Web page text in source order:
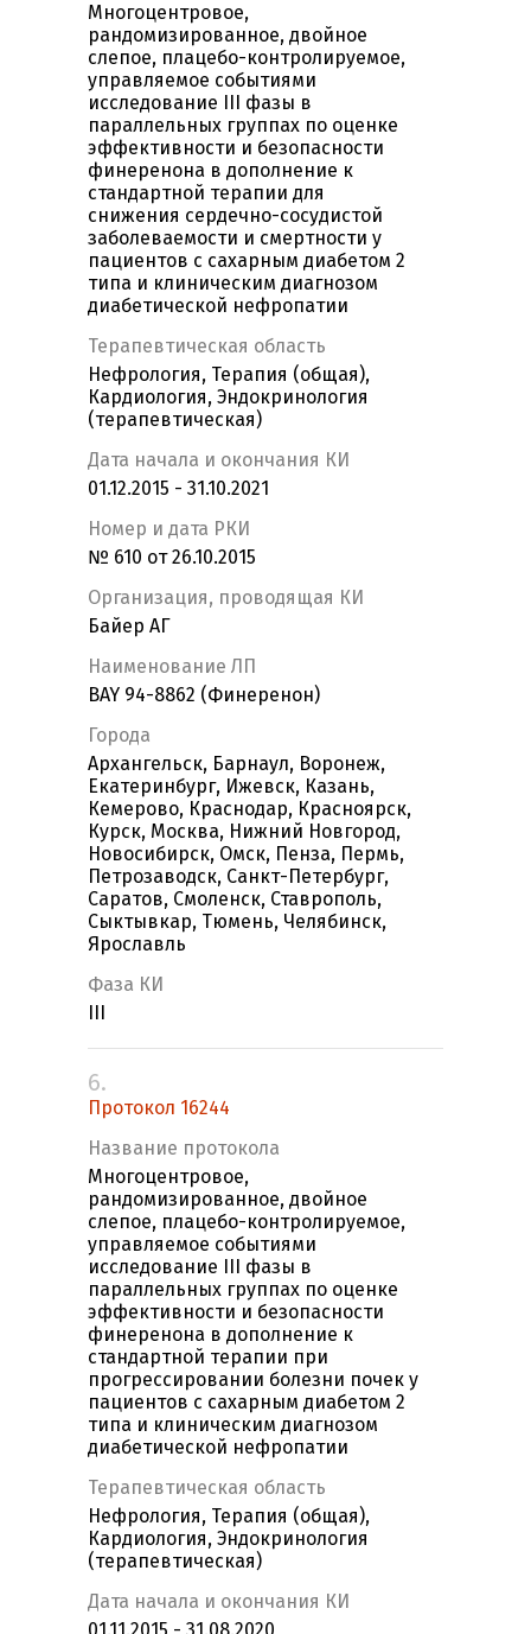
Многоцентровое,
рандомизированное, двойное
слепое, плацебо-контролируемое,
управляемое событиями
исследование III фазы в
параллельных группах по оценке
эффективности и безопасности
финеренона в дополнение к
стандартной терапии для
снижения сердечно-сосудистой
заболеваемости и смертности у
пациентов с сахарным диабетом 2
типа и клиническим диагнозом
диабетической нефропатии
Терапевтическая область
Нефрология, Терапия (общая),
Кардиология, Эндокринология
(терапевтическая)
Дата начала и окончания КИ
01.12.2015 - 31.10.2021
Номер и дата РКИ
№ 610 от 26.10.2015
Организация, проводящая КИ
Байер АГ
Наименование ЛП
BAY 94-8862 (Финеренон)
Города
Архангельск, Барнаул, Воронеж,
Екатеринбург, Ижевск, Казань,
Кемерово, Краснодар, Красноярск,
Курск, Москва, Нижний Новгород,
Новосибирск, Омск, Пенза, Пермь,
Петрозаводск, Санкт-Петербург,
Саратов, Смоленск, Ставрополь,
Сыктывкар, Тюмень, Челябинск,
Ярославль
Фаза КИ
6.
Протокол 16244
Название протокола
Многоцентровое,
рандомизированное, двойное
слепое, плацебо-контролируемое,
управляемое событиями
исследование III фазы в
параллельных группах по оценке
эффективности и безопасности
финеренона в дополнение к
стандартной терапии при
прогрессировании болезни почек у
пациентов с сахарным диабетом 2
типа и клиническим диагнозом
диабетической нефропатии
Терапевтическая область
Нефрология, Терапия (общая),
Кардиология, Эндокринология
(терапевтическая)
Дата начала и окончания КИ